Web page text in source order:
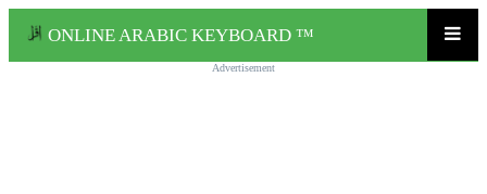
ONLINE ARABIC KEYBOARD ™
Advertisement